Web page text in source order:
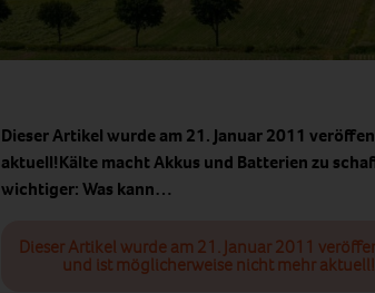
Dieser Artikel wurde am 21. Januar 2011
aktuell!Kälte macht Akkus und Batterien zu
wichtiger: Was kann…
Dieser Artikel wurde am 21. Januar 2011
und ist möglicherweise nicht mehr aktuell!